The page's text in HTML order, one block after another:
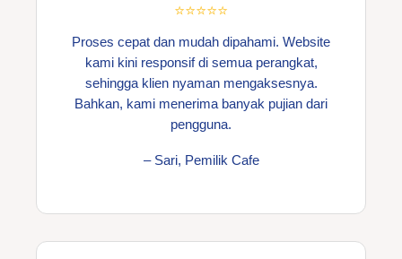
⭐⭐⭐⭐⭐
Proses cepat dan mudah dipahami. Website
kami kini responsif di semua perangkat,
sehingga klien nyaman mengaksesnya.
Bahkan, kami menerima banyak pujian dari
pengguna.
– Sari, Pemilik Cafe